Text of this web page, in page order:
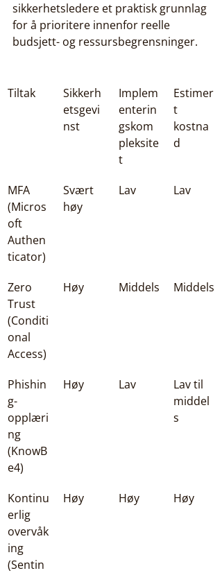
sikkerhetsledere et praktisk grunnlag
for å prioritere innenfor reelle
budsjett- og ressursbegrensninger.
Tiltak
Sikkerh
etsgevi
nst
Implem
enterin
gskom
pleksite
t
Estimer
t
kostna
d
MFA
(Micros
oft
Authen
ticator)
Svært
høy
Lav Lav
Zero
Trust
(Conditi
onal
Access)
Høy Middels Middels
Phishin
g-
opplæri
ng
(KnowB
e4)
Høy Lav
Lav til
middel
s
Kontinu
erlig
overvåk
ing
(Sentin
Høy Høy Høy